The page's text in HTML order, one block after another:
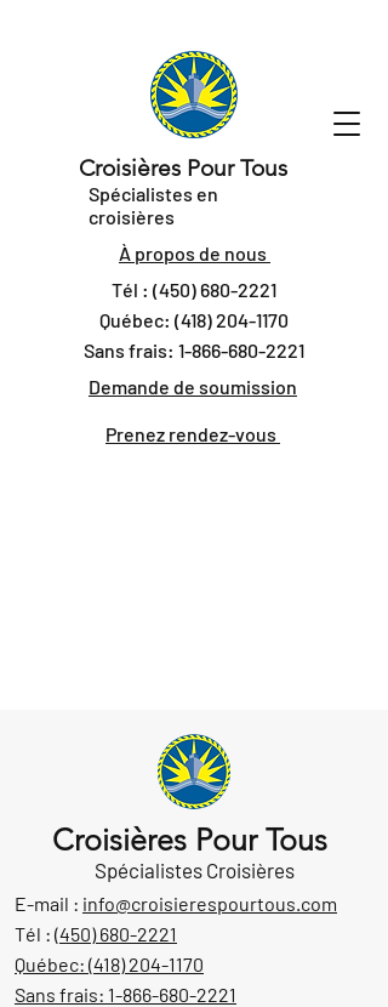
Croisières Pour Tous
Spécialistes en
croisières
À propos de nous
Tél : (450) 680-2221
Québec: (418) 204-1170
Sans frais: 1-866-680-2221
Demande de soumission
Prenez rendez-vous
Croisières Pour Tous
Spécialistes Croisières
E-mail : info@croisierespourtous.com
Tél : (450) 680-2221
Québec: (418) 204-1170
Sans frais: 1-866-680-2221